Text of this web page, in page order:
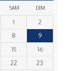
SAM DIM
1
2
8
9
15
16
22 23